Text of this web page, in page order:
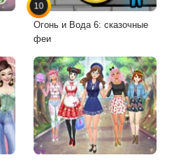
10
Огонь и Вода 6: сказочные
феи